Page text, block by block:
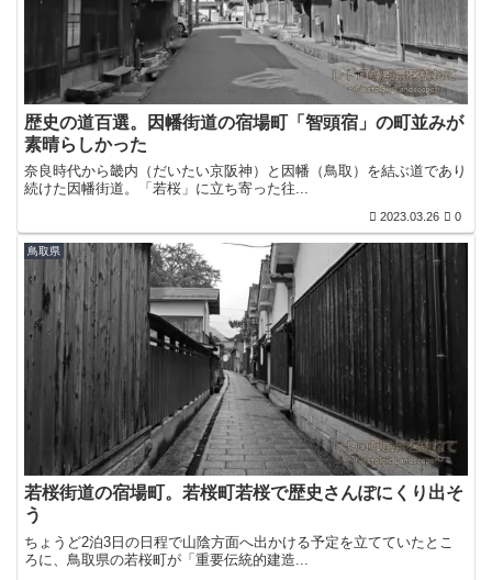
歴史の道百選。因幡街道の宿場町「智頭宿」の町並みが
素晴らしかった
奈良時代から畿内（だいたい京阪神）と因幡（鳥取）を結ぶ道であり
続けた因幡街道。「若桜」に立ち寄った往...
2023.03.26 0
鳥取県
若桜街道の宿場町。若桜町若桜で歴史さんぽにくり出そ
う
ちょうど2泊3日の日程で山陰方面へ出かける予定を立てていたとこ
ろに、鳥取県の若桜町が「重要伝統的建造...